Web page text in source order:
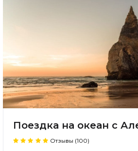
Поездка на океан с
Отзывы (100)